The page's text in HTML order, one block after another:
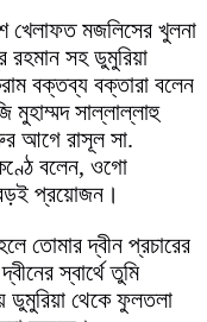
খেলাফত মজলিসের খুলনা
রহমান সহ ডুমুরিয়া
বক্তব্য বক্তারা বলেন
মুহাম্মদ সাল্লাল্লাহু
আগে রাসূল সা.
বলেন, ওগো
প্রয়োজন।
তোমার দ্বীন প্রচারের
স্বার্থে তুমি
‌ডুমুরিয়া থেকে ফুলতলা